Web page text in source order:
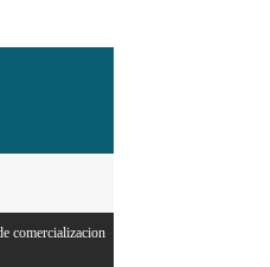
Abinader asumirá presidencia PRM para